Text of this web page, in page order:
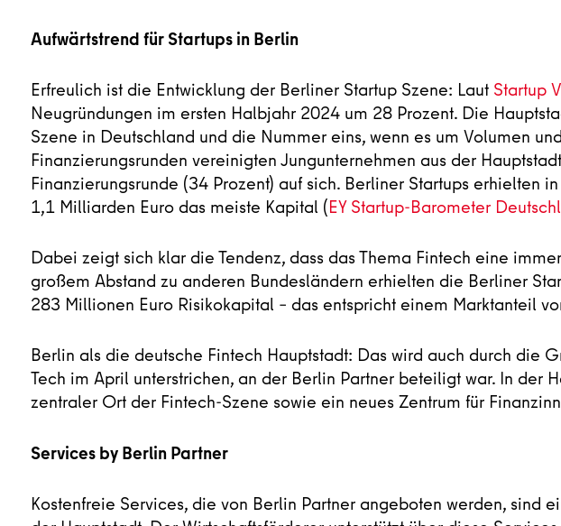
Aufwärtstrend für Startups in Berlin
Erfreulich ist die Entwicklung der Berliner Startup Szene: Laut Startup
Neugründungen im ersten Halbjahr 2024 um 28 Prozent. Die
Szene in Deutschland und die Nummer eins, wenn es um Volumen
Finanzierungsrunden vereinigten Jungunternehmen aus der
Finanzierungsrunde (34 Prozent) auf sich. Berliner Startups erhielten
1,1 Milliarden Euro das meiste Kapital (EY Startup-Barometer
Dabei zeigt sich klar die Tendenz, dass das Thema Fintech eine
großem Abstand zu anderen Bundesländern erhielten die Berliner
283 Millionen Euro Risikokapital – das entspricht einem Marktanteil
Berlin als die deutsche Fintech Hauptstadt: Das wird auch durch die
Tech im April unterstrichen, an der Berlin Partner beteiligt war. In der
zentraler Ort der Fintech-Szene sowie ein neues Zentrum für
Services by Berlin Partner
Kostenfreie Services, die von Berlin Partner angeboten werden, sind